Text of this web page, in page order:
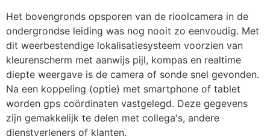
Het bovengronds opsporen van de rioolcamera in de
ondergrondse leiding was nog nooit zo eenvoudig. Met
dit weerbestendige lokalisatiesysteem voorzien van
kleurenscherm met aanwijs pijl, kompas en realtime
diepte weergave is de camera of sonde snel gevonden.
Na een koppeling (optie) met smartphone of tablet
worden gps coördinaten vastgelegd. Deze gegevens
zijn gemakkelijk te delen met collega's, andere
dienstverleners of klanten.